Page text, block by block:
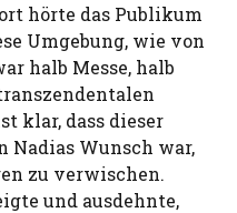
hörte das Publikum
Umgebung, wie von
halb Messe, halb
klar, dass dieser
Wunsch war,
zu verwischen.
und ausdehnte,